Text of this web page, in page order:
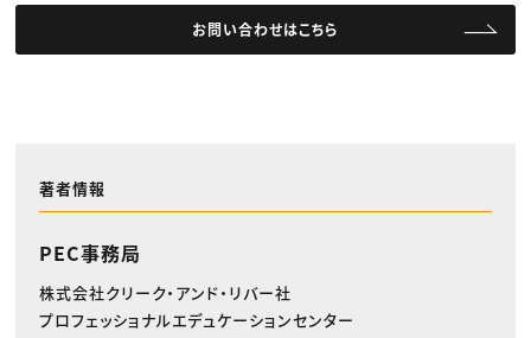
お問い合わせはこちら
著者情報
PEC事務局
株式会社クリーク・アンド・リバー社
プロフェッショナルエデュケーションセンター